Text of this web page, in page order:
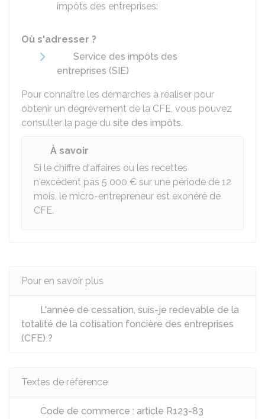
impôts des entreprises:
Où s'adresser ?
Service des impôts des
entreprises (SIE)
Pour connaître les démarches à réaliser pour
obtenir un dégrèvement de la CFE, vous pouvez
consulter la page du site des impôts.
À savoir
Si le chiffre d'affaires ou les recettes
n'excèdent pas 5 000 € sur une période de 12
mois, le micro-entrepreneur est exonéré de
CFE.
Pour en savoir plus
L'année de cessation, suis-je redevable de la
totalité de la cotisation foncière des entreprises
(CFE) ?
Textes de référence
Code de commerce : article R123-83